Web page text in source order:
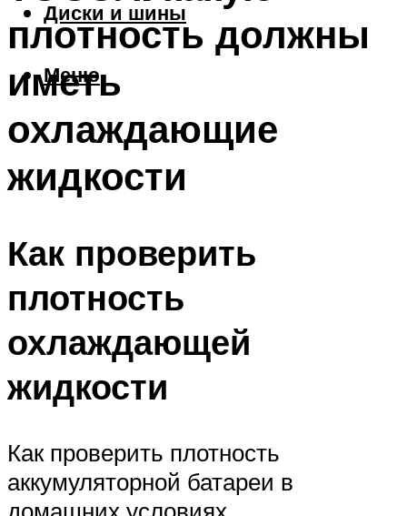
Диски и шины
Меню
плотность должны
иметь
охлаждающие
жидкости
Как проверить
плотность
охлаждающей
жидкости
Как проверить плотность
аккумуляторной батареи в